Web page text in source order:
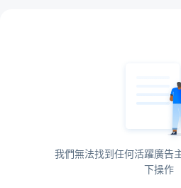
我們無法找到任何活躍廣告
下操作